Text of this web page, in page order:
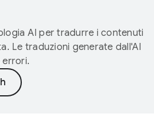
AI per tradurre i contenuti
Le traduzioni generate dall'AI